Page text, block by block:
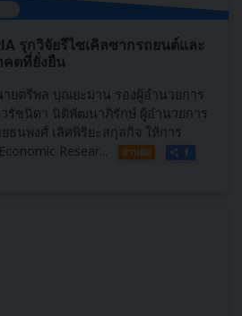
รุกวิจัยรีไซเคิลซากรถยนต์และ
คตที่ยั่งยืน
ยตรีพล บุณยะมาน รองผู้อำนวยการ
รัชนิดา นิติพัฒนาภิรักษ์ ผู้อำนวยการ
ธนพงศ์ เลิศพิริยะสกุลกิจ ให้การ
Resear...
อ่านต่อ